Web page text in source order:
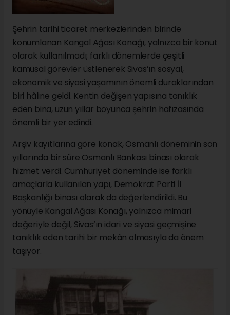
Şehrin tarihi ticaret merkezlerinden birinde
konumlanan Kangal Ağası Konağı, yalnızca bir konut
olarak kullanılmadı; farklı dönemlerde çeşitli
kamusal görevler üstlenerek Sivas’ın sosyal,
ekonomik ve siyasi yaşamının önemli duraklarından
biri hâline geldi. Kentin değişen yapısına tanıklık
eden bina, uzun yıllar boyunca şehrin hafızasında
önemli bir yer edindi.
Arşiv kayıtlarına göre konak, Osmanlı döneminin son
yıllarında bir süre Osmanlı Bankası binası olarak
hizmet verdi. Cumhuriyet döneminde ise farklı
amaçlarla kullanılan yapı, Demokrat Parti İl
Başkanlığı binası olarak da değerlendirildi. Bu
yönüyle Kangal Ağası Konağı, yalnızca mimari
değeriyle değil, Sivas’ın idari ve siyasi geçmişine
tanıklık eden tarihi bir mekân olmasıyla da önem
taşıyor.